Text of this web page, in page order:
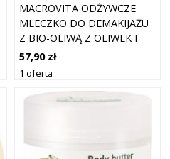
MACROVITA ODŻYWCZE
MLECZKO DO DEMAKIJAŻU
Z BIO-OLIWĄ Z OLIWEK I
BIO-NAGIETKIEM 200 ML
57,90 zł
1 oferta